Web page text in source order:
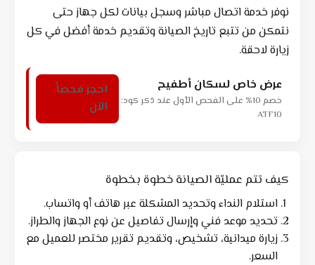
نوفر خدمة اتصال مباشر وسجل بيانات لكل جهاز حتى
نتمكن من تتبع تاريخ الصيانة وتقديم خدمة أفضل في كل
زيارة لاحقة.
عرض خاص لسكان أطفيح
خصم 10% على الفحص الأول عند ذكر كود:
ATF10
احجز فحصاً
الآن
كيف تتم عمليّة الصيانة خطوة بخطوة
استلام النداء وتحديد المشكلة عبر هاتف أو واتساب.
تحديد موعد فني وإرسال تفاصيل عن نوع الجهاز والطراز.
زيارة ميدانية، تشخيص، وتقديم تقرير مختصر للعميل مع
السعر.